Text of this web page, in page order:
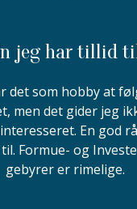
jeg har tillid
det som hobby at
men det gider jeg
En god
Formue- og
gebyrer er rimelige.